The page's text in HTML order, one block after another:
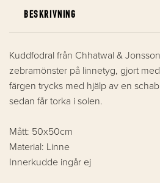
BESKRIVNING
Kuddfodral från Chhatwal &
zebramönster på linnetyg, gjort
färgen trycks med hjälp av en
sedan får torka i solen.
Mått: 50x50cm
Material: Linne
Innerkudde ingår ej